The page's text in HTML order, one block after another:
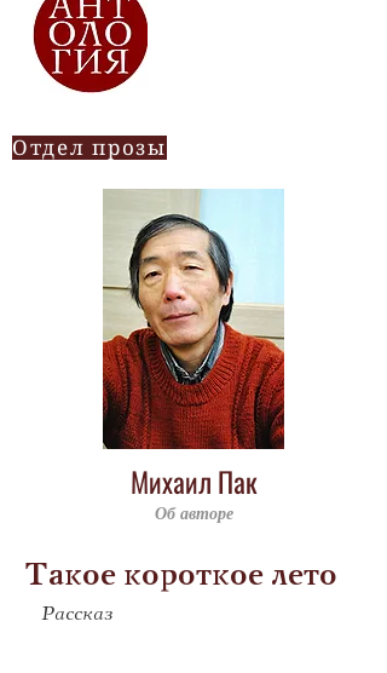
Отдел прозы
Михаил Пак
Об авторе
Такое короткое лето
Рассказ